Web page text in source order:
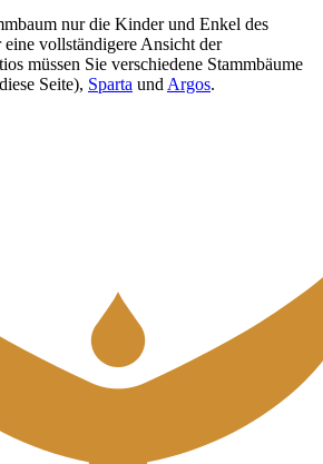
nur die Kinder und Enkel des
vollständigere Ansicht der
müssen Sie verschiedene Stammbäume
Seite), Sparta undArgos.